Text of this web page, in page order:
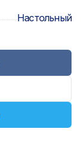
Настольный